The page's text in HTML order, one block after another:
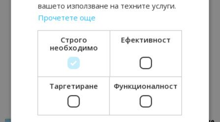
вашето използване на техните услуги.
Прочетете още
Строго
необходимо
Ефективност
Таргетиране Функционалност